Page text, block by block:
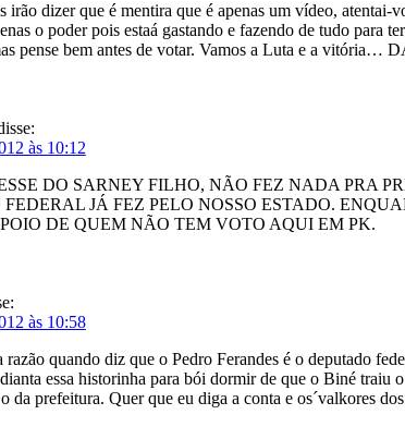
irão dizer que é mentira que é apenas um vídeo,
o poder pois estaá gastando e fazendo de tudo para
pense bem antes de votar. Vamos a Luta e a vitória…
às 10:12
DO SARNEY FILHO, NÃO FEZ NADA PRA
FEDERAL JÁ FEZ PELO NOSSO ESTADO.
DE QUEM NÃO TEM VOTO AQUI EM PK.
às 10:58
razão quando diz que o Pedro Ferandes é o deputado
essa historinha para bói dormir de que o Biné
da prefeitura. Quer que eu diga a conta e os´valkores